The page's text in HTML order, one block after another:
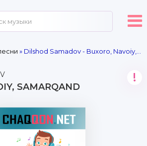
» Dilshod Samadov - Buxoro, Navoiy, Samarqand
SAMARQAND
!